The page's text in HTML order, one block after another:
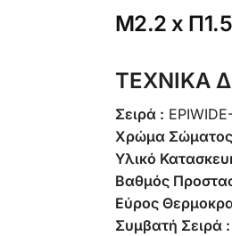
Μ2.2 x
ΤΕΧΝΙΚΑ
Σειρά :
Χρώμα
Υλικό
Βαθμός
Εύρος
Συμβατή Σειρά :